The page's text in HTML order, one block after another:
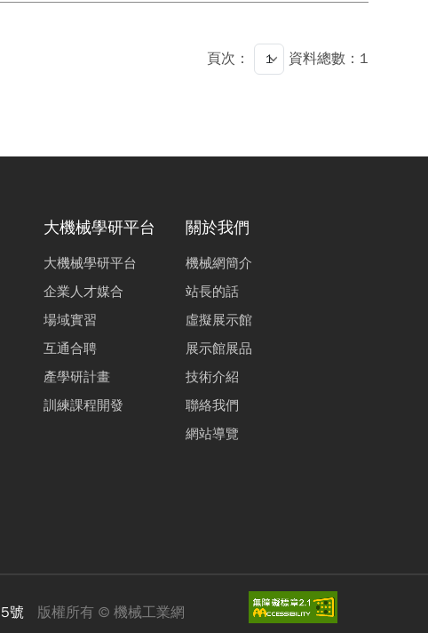
頁次： 資料總數：1
大機械學研平台
大機械學研平台
企業人才媒合
場域實習
互通合聘
產學研計畫
訓練課程開發
關於我們
機械網簡介
站長的話
虛擬展示館
展示館展品
技術介紹
聯絡我們
網站導覽
號 版權所有 © 機械工業網